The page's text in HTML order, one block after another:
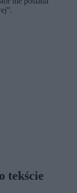
tekście